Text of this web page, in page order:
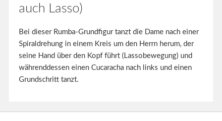
auch Lasso)
Bei dieser Rumba-Grundfigur tanzt die Dame nach einer
Spiraldrehung in einem Kreis um den Herrn herum, der
seine Hand über den Kopf führt (Lassobewegung) und
währenddessen einen Cucaracha nach links und einen
Grundschritt tanzt.